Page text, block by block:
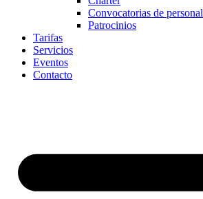
Convocatorias de personal
Patrocinios
Tarifas
Servicios
Eventos
Contacto